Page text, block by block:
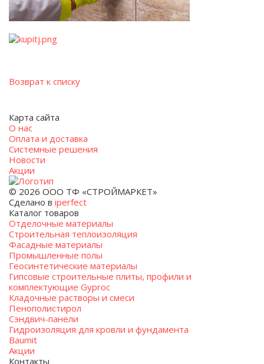
Возврат к списку
Карта сайта
О нас
Оплата и доставка
Системные решения
Новости
Акции
© 2026 ООО ТФ «СТРОЙМАРКЕТ»
Сделано в iperfect
Каталог товаров
Отделочные материалы
Строительная теплоизоляция
Фасадные материалы
Промышленные полы
Геосинтетические материалы
Гипсовые строительные плиты, профили и
комплектующие Gyproc
Кладочные растворы и смеси
Пенополистирол
Сэндвич-панели
Гидроизоляция для кровли и фундамента
Baumit
Акции
Контакты